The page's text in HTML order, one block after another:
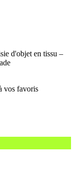
d'objet en tissu –